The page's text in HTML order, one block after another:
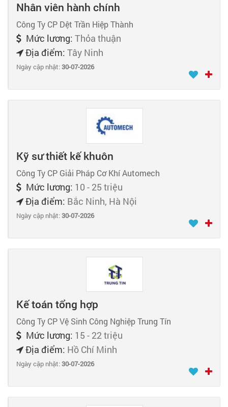
Nhân viên hành chính
Công Ty CP Dệt Trần Hiệp Thành
Mức lương: Thỏa thuận
Địa điểm: Tây Ninh
Ngày cập nhật:30-07-2026
Kỹ sư thiết kế khuôn
Công Ty CP Giải Pháp Cơ Khí Automech
Mức lương: 10 - 25 triệu
Địa điểm: Bắc Ninh, Hà Nội
Ngày cập nhật:30-07-2026
Kế toán tổng hợp
Công Ty CP Vệ Sinh Công Nghiệp Trung Tín
Mức lương: 15 - 22 triệu
Địa điểm: Hồ Chí Minh
Ngày cập nhật:30-07-2026